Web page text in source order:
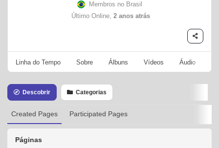
Membros no Brasil
Último Online, 2 anos atrás
Linha do Tempo Sobre Álbuns Vídeos Áudio
Descobrir Categorias
Created Pages Participated Pages
Páginas